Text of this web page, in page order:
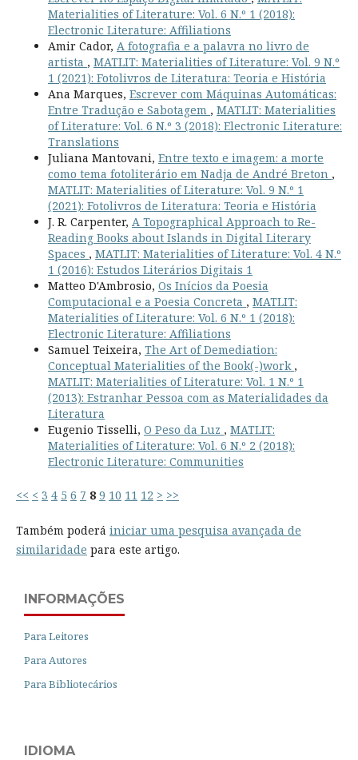
Materialities of Literature: Vol. 6 N.º 1 (2018):
Electronic Literature: Affiliations
Amir Cador, A fotografia e a palavra no livro de
artista , MATLIT: Materialities of Literature: Vol. 9 N.º
1 (2021): Fotolivros de Literatura: Teoria e História
Ana Marques, Escrever com Máquinas Automáticas:
Entre Tradução e Sabotagem , MATLIT: Materialities
of Literature: Vol. 6 N.º 3 (2018): Electronic Literature:
Translations
Juliana Mantovani, Entre texto e imagem: a morte
como tema fotoliterário em Nadja de André Breton ,
MATLIT: Materialities of Literature: Vol. 9 N.º 1
(2021): Fotolivros de Literatura: Teoria e História
J. R. Carpenter, A Topographical Approach to Re-
Reading Books about Islands in Digital Literary
Spaces , MATLIT: Materialities of Literature: Vol. 4 N.º
1 (2016): Estudos Literários Digitais 1
Matteo D'Ambrosio, Os Inícios da Poesia
Computacional e a Poesia Concreta , MATLIT:
Materialities of Literature: Vol. 6 N.º 1 (2018):
Electronic Literature: Affiliations
Samuel Teixeira, The Art of Demediation:
Conceptual Materialities of the Book(-)work ,
MATLIT: Materialities of Literature: Vol. 1 N.º 1
(2013): Estranhar Pessoa com as Materialidades da
Literatura
Eugenio Tisselli, O Peso da Luz , MATLIT:
Materialities of Literature: Vol. 6 N.º 2 (2018):
Electronic Literature: Communities
<< < 3 4 5 6 7 8 9 10 11 12 > >>
Também poderá iniciar uma pesquisa avançada de
similaridade para este artigo.
INFORMAÇÕES
Para Leitores
Para Autores
Para Bibliotecários
IDIOMA